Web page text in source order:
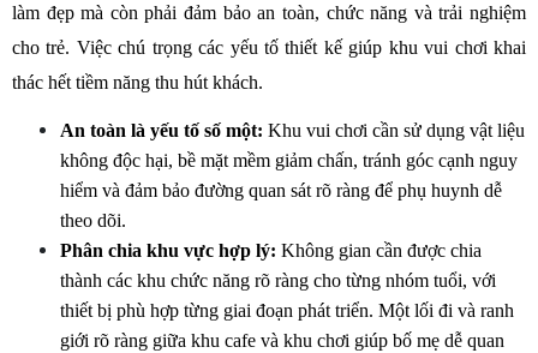
làm đẹp mà còn phải đảm bảo an toàn, chức năng và trải nghiệm
cho trẻ. Việc chú trọng các yếu tố thiết kế giúp khu vui chơi khai
thác hết tiềm năng thu hút khách.
An toàn là yếu tố số một: Khu vui chơi cần sử dụng vật liệu
không độc hại, bề mặt mềm giảm chấn, tránh góc cạnh nguy
hiểm và đảm bảo đường quan sát rõ ràng để phụ huynh dễ
theo dõi.
Phân chia khu vực hợp lý: Không gian cần được chia
thành các khu chức năng rõ ràng cho từng nhóm tuổi, với
thiết bị phù hợp từng giai đoạn phát triển. Một lối đi và ranh
giới rõ ràng giữa khu cafe và khu chơi giúp bố mẹ dễ quan